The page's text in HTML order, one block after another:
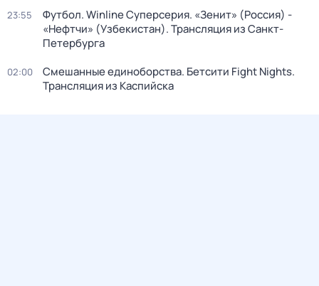
23:55
Футбол. Winline Суперсерия. «Зенит» (Россия) -
«Нефтчи» (Узбекистан). Трансляция из Санкт-
Петербурга
02:00
Смешанные единоборства. Бетсити Fight Nights.
Трансляция из Каспийска